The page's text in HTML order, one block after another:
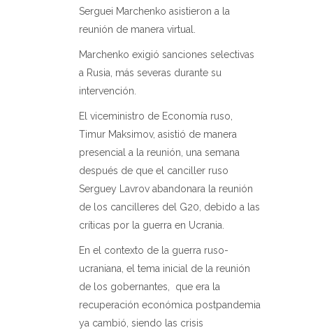
Serguei Marchenko asistieron a la
reunión de manera virtual.
Marchenko exigió sanciones selectivas
a Rusia, más severas durante su
intervención.
El viceministro de Economía ruso,
Timur Maksimov, asistió de manera
presencial a la reunión, una semana
después de que el canciller ruso
Serguey Lavrov abandonara la reunión
de los cancilleres del G20, debido a las
críticas por la guerra en Ucrania.
En el contexto de la guerra ruso-
ucraniana, el tema inicial de la reunión
de los gobernantes,
que era la
recuperación económica postpandemia
ya cambió, siendo las crisis